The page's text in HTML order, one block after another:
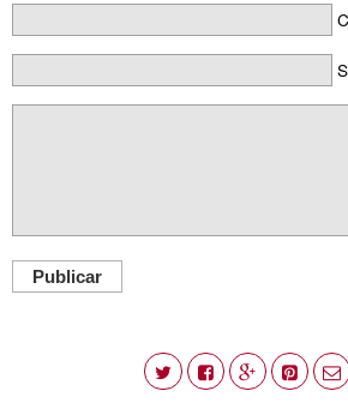
Publicar